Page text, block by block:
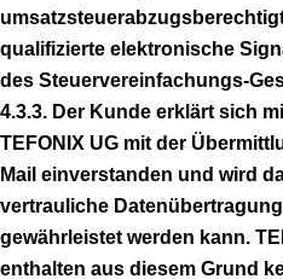
qualifizierte elektronische
des Steuervereinfachungs-
4.3.3. Der Kunde erklärt sich
TEFONIX UG mit der
Mail einverstanden und wird
vertrauliche
gewährleistet werden kann.
enthalten aus diesem Grund